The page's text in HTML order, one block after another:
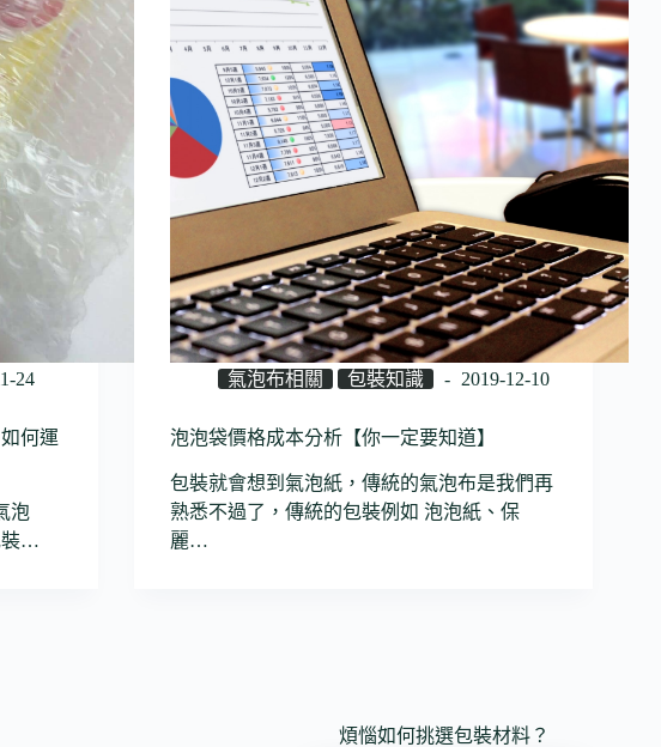
24
何運
泡
裝…
氣泡布相關 包裝知識 2019-12-10
泡泡袋價格成本分析【你一定要知道】
包裝就會想到氣泡紙，傳統的氣泡布是我們再
熟悉不過了，傳統的包裝例如 泡泡紙、保
麗…
煩惱如何挑選包裝材料？